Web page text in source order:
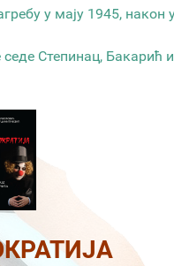
у мају 1945, након
Степинац, Бакарић